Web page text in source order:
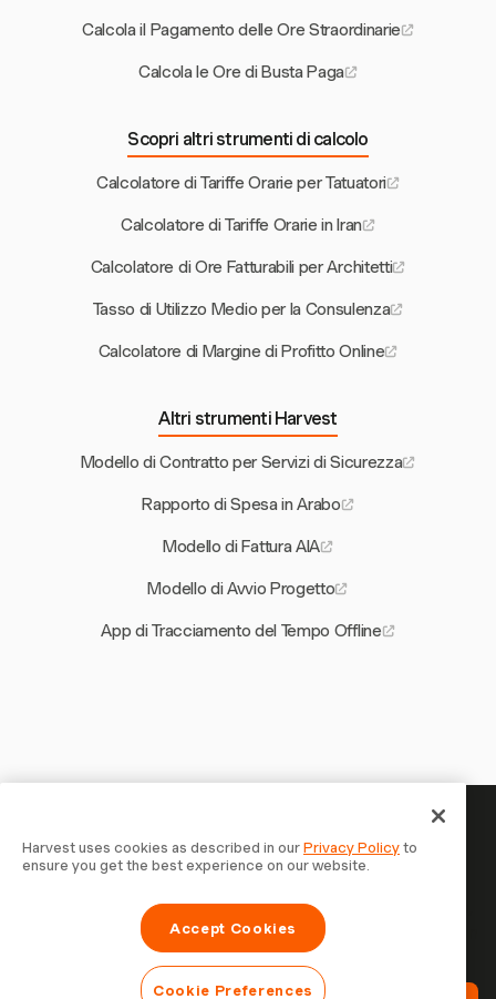
Calcola il Pagamento delle Ore Straordinarie
Calcola le Ore di Busta Paga
Scopri altri strumenti di calcolo
Calcolatore di Tariffe Orarie per Tatuatori
Calcolatore di Tariffe Orarie in Iran
Calcolatore di Ore Fatturabili per Architetti
Tasso di Utilizzo Medio per la Consulenza
Calcolatore di Margine di Profitto Online
Altri strumenti Harvest
Modello di Contratto per Servizi di Sicurezza
Rapporto di Spesa in Arabo
Modello di Fattura AIA
Modello di Avvio Progetto
App di Tracciamento del Tempo Offline
Il tuo tempo merita di essere
tracciato — inizia ora
Unisciti a oltre 70.000 aziende che monitorano il tempo,
fatturano i clienti e vengono pagate più velocemente con
Harvest uses cookies as described in ourPrivacy Policyto
ensure you get the best experience on our website.
Accept Cookies
Cookie Preferences